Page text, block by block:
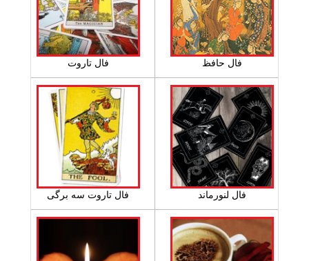
فال حافظ فال تاروت
فال لنورماند فال تاروت سه برگی